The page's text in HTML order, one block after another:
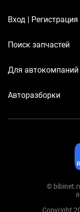
Вход | Регистрация
Поиск запчастей
Для автокомпаний
Авторазборки
©
Copyright